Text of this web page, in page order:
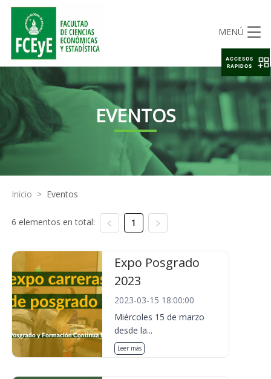
MENÚ
EVENTOS
Inicio > Eventos
6 elementos en total: 1
Expo Posgrado
2023
2023-03-15 18:00:00
Miércoles 15 de marzo
desde la...
Leer más
ACCESOS
RAPIDOS